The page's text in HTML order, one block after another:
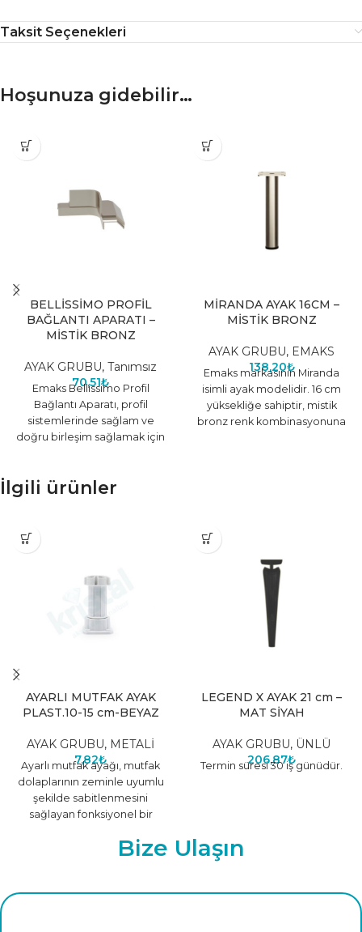
Taksit Seçenekleri
Hoşunuza gidebilir…
BELLİSSİMO PROFİL
BAĞLANTI APARATI –
MİSTİK BRONZ
AYAK GRUBU, Tanımsız
70,51₺
Emaks Bellissimo Profil
Bağlantı Aparatı, profil
sistemlerinde sağlam ve
doğru birleşim sağlamak için
tutunma
MİRANDA AYAK 16CM –
MİSTİK BRONZ
AYAK GRUBU, EMAKS
138,20₺
Emaks markasının Miranda
isimli ayak modelidir. 16 cm
yüksekliğe sahiptir, mistik
bronz renk kombinasyonuna
İlgili ürünler
AYARLI MUTFAK AYAK
PLAST.10-15 cm-BEYAZ
AYAK GRUBU, METALİ
7,82₺
Ayarlı mutfak ayağı, mutfak
dolaplarının zeminle uyumlu
şekilde sabitlenmesini
sağlayan fonksiyonel bir
Yükseklik ayarı yapılabilen
LEGEND X AYAK 21 cm –
MAT SİYAH
AYAK GRUBU, ÜNLÜ
206,87₺
Termin süresi 30 iş günüdür.
Bize Ulaşın